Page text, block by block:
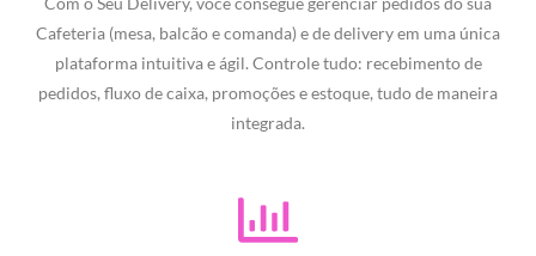
Cafeteria (mesa, balcão e comanda) e de delivery em uma única
plataforma intuitiva e ágil. Controle tudo: recebimento de
pedidos, fluxo de caixa, promoções e estoque, tudo de maneira
integrada.